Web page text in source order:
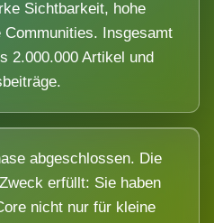
Sichtbarkeit, hohe
Communities. Insgesamt
2.000.000 Artikel und
abgeschlossen. Die
erfüllt: Sie haben
nicht nur für kleine